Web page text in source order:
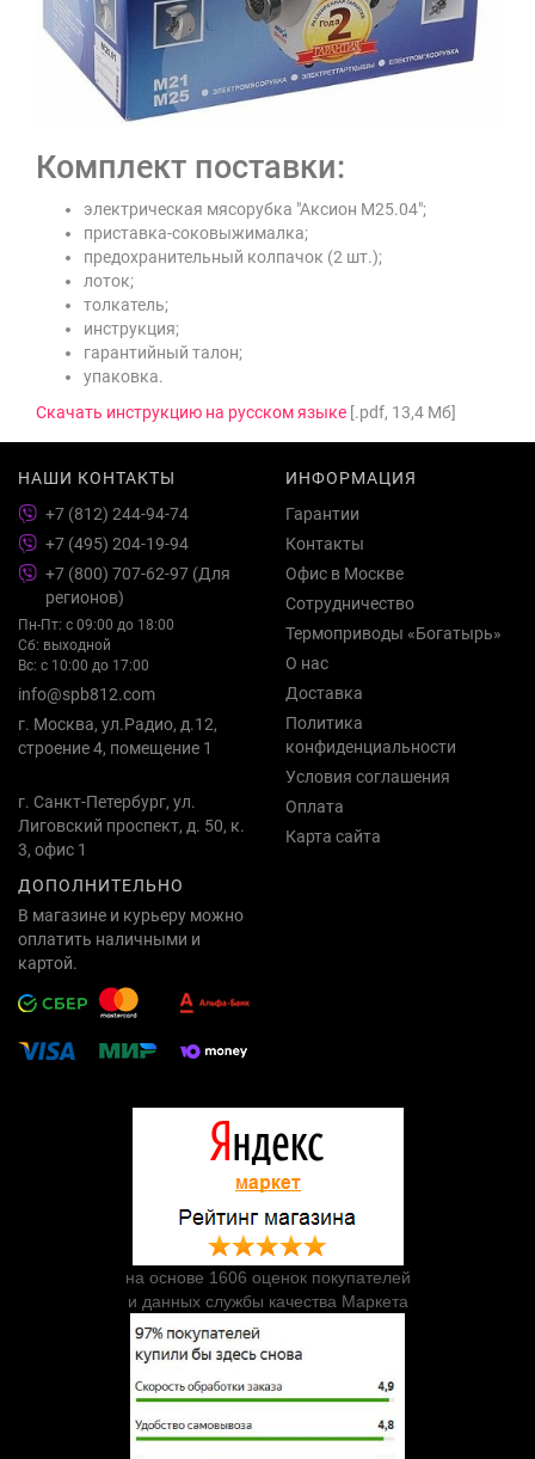
Комплект поставки:
электрическая мясорубка "Аксион М25.04";
приставка-соковыжималка;
предохранительный колпачок (2 шт.);
лоток;
толкатель;
инструкция;
гарантийный талон;
упаковка.
Скачать инструкцию на русском языке [.pdf, 13,4 Мб]
НАШИ КОНТАКТЫ
+7 (812) 244-94-74
+7 (495) 204-19-94
+7 (800) 707-62-97 (Для
регионов)
Пн-Пт: с 09:00 до 18:00
Сб: выходной
Вс: с 10:00 до 17:00
info@spb812.com
г. Москва, ул.Радио, д.12,
строение 4, помещение 1
г. Санкт-Петербург, ул.
Лиговский проспект, д. 50, к.
3, офис 1
ИНФОРМАЦИЯ
Гарантии
Контакты
Офис в Москве
Сотрудничество
Термоприводы «Богатырь»
О нас
Доставка
Политика
конфиденциальности
Условия соглашения
Оплата
Карта сайта
ДОПОЛНИТЕЛЬНО
В магазине и курьеру можно
оплатить наличными и
картой.
на основе 1606 оценок покупателей
и данных службы качества Маркета